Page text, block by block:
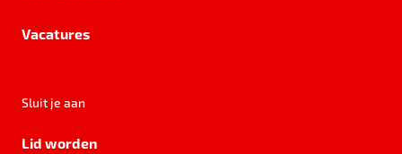
Vacatures
Sluit je aan
Lid worden